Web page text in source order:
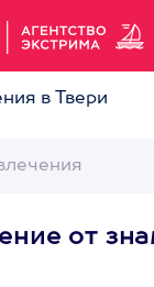
в Твери
от